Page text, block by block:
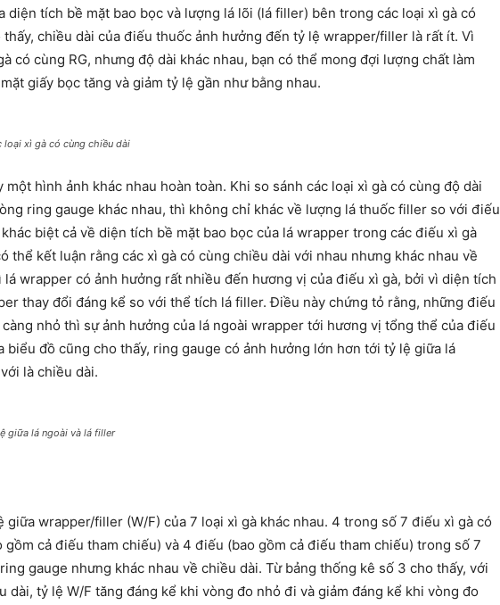
diện tích bề mặt bao bọc và lượng lá lõi (lá filler) bên trong các loại xì gà có
chiều dài của điếu thuốc ảnh hưởng đến tỷ lệ wrapper/filler là rất ít. Vì
có cùng RG, nhưng độ dài khác nhau, bạn có thể mong đợi lượng chất làm
giấy bọc tăng và giảm tỷ lệ gần như bằng nhau.
loại xì gà có cùng chiều dài
một hình ảnh khác nhau hoàn toàn. Khi so sánh các loại xì gà có cùng độ dài
ring gauge khác nhau, thì không chỉ khác về lượng lá thuốc filler so với điếu
biệt cả về diện tích bề mặt bao bọc của lá wrapper trong các điếu xì gà
thể kết luận rằng các xì gà có cùng chiều dài với nhau nhưng khác nhau về
wrapper có ảnh hưởng rất nhiều đến hương vị của điếu xì gà, bởi vì diện tích
thay đổi đáng kể so với thể tích lá filler. Điều này chứng tỏ rằng, những điếu
nhỏ thì sự ảnh hưởng của lá ngoài wrapper tới hương vị tổng thể của điếu
biểu đồ cũng cho thấy, ring gauge có ảnh hưởng lớn hơn tới tỷ lệ giữa lá
là chiều dài.
giữa lá ngoài và lá filler
giữa wrapper/filler (W/F) của 7 loại xì gà khác nhau. 4 trong số 7 điếu xì gà có
gồm cả điếu tham chiếu) và 4 điếu (bao gồm cả điếu tham chiếu) trong số 7
gauge nhưng khác nhau về chiều dài. Từ bảng thống kê số 3 cho thấy, với
dài, tỷ lệ W/F tăng đáng kể khi vòng đo nhỏ đi và giảm đáng kể khi vòng đo